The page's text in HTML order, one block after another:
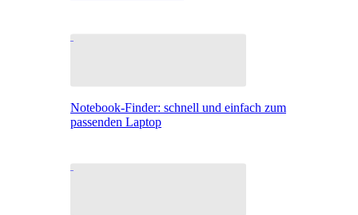
Notebook-Finder: schnell und einfach zum
passenden Laptop